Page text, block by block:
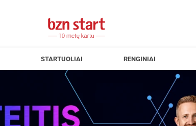
STARTUOLIAI RENGINIAI